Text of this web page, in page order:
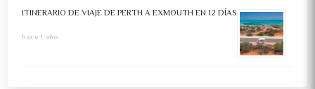
ITINERARIO DE VIAJE DE PERTH A EXMOUTH EN 12 DÍAS
hace 1 año